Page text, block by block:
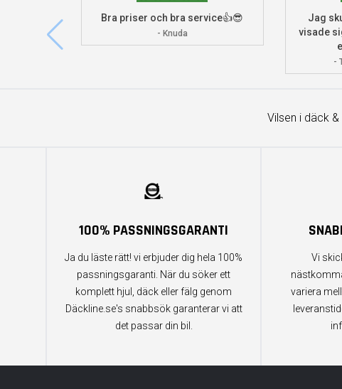
Bra priser och bra service👍😎
- Knuda
Jag
visade
-
Vilsen i däck
100% PASSNINGSGARANTI
Ja du läste rätt! vi erbjuder dig hela 100%
passningsgaranti. När du söker ett
komplett hjul, däck eller fälg genom
Däckline.se's snabbsök garanterar vi att
det passar din bil.
Vi
variera